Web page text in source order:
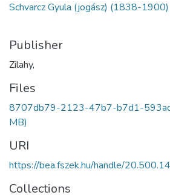
Schvarcz Gyula (jogász) (1838-1900)
Publisher
Zilahy,
Files
8707db79-2123-47b7-b7d1-
MB)
URI
https://bea.fszek.hu/handle/
Collections